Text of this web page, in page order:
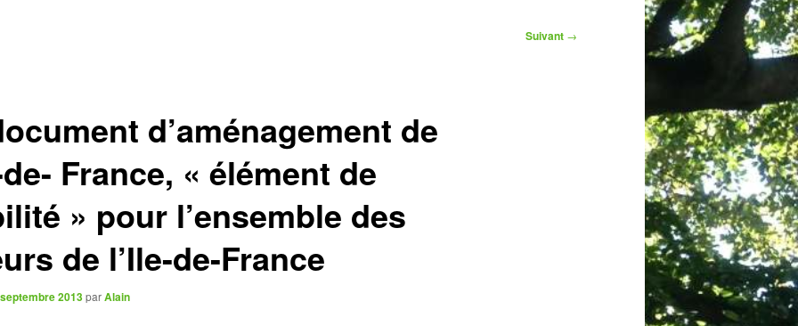
Suivant →
d’aménagement de
de- France, « élément de
» pour l’ensemble des
de l’Ile-de-France
2013parAlain